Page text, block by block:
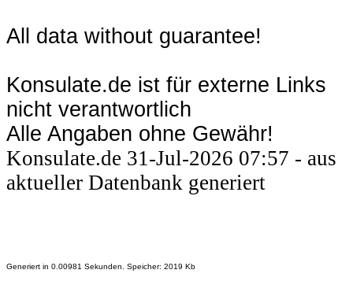
All data without guarantee!
Konsulate.de ist für externe Links
nicht verantwortlich
Alle Angaben ohne Gewähr!
Konsulate.de 31-Jul-2026 07:57 - aus
aktueller Datenbank generiert
Generiert in 0.00981 Sekunden. Speicher: 2019 Kb